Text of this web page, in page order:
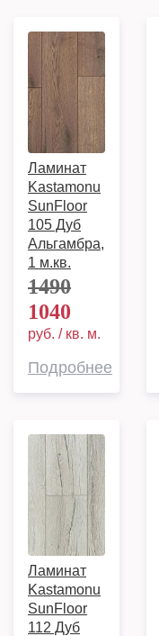
Ламинат
Kastamonu
SunFloor
105 Дуб
Альгамбра,
1 м.кв.
1490
1040
руб. / кв. м.
Подробнее
Ламинат
Kastamonu
SunFloor
112 Дуб